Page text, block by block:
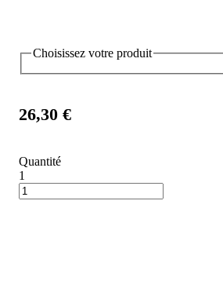
Choisissez votre produit
26,30 €
Quantité
1